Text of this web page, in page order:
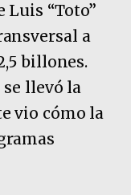
Luis “Toto”
a
billones.
llevó la
vio cómo la